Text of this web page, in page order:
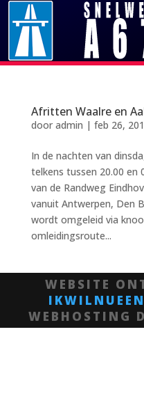
Afritten Waalre en
door admin | feb 26,
In de nachten van
telkens tussen 20.00 en
van de Randweg
vanuit Antwerpen, Den
wordt omgeleid via
omleidingsroute...
WEBSITE
WEBHOSTING